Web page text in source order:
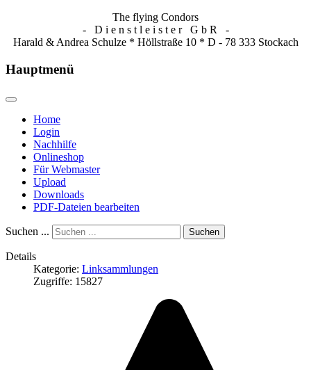
The flying Condors
- D i e n s t l e i s t e r G b R -
Harald & Andrea Schulze * Höllstraße 10 * D - 78 333 Stockach
Hauptmenü
Home
Login
Nachhilfe
Onlineshop
Für Webmaster
Upload
Downloads
PDF-Dateien bearbeiten
Suchen ... Suchen
Details
Kategorie: Linksammlungen
Zugriffe: 15827